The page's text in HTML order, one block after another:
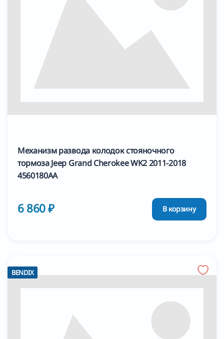
Механизм развода колодок стояночного
тормоза Jeep Grand Cherokee WK2 2011-2018
4560180AA
6 860 ₽ В корзину
BENDIX